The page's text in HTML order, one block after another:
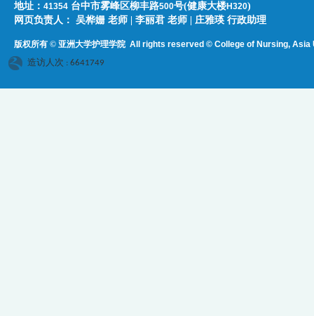
地址：41354 台中市雾峰区柳丰路500号(健康大楼H320)
网页负责人：​​​ ​吴桦姗 老师 | 李丽君 老师 | 庄雅瑛 行政助理
版权所有 © 亚洲大学护理学院All rights reserved © College of Nursing, Asia
造访人次 : 6641749